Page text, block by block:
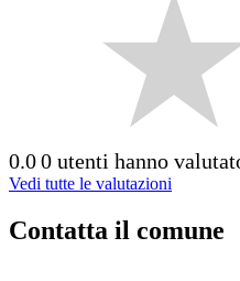
0.00 utenti hanno
Vedi tutte le valutazioni
Contatta il comune